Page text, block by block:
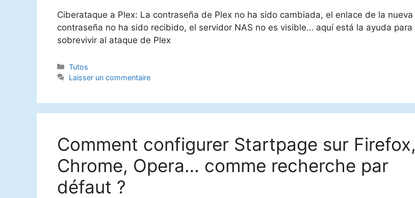
Ciberataque a Plex: La contraseña de Plex no ha sido cambiada, el enlace de la nueva
contraseña no ha sido recibido, el servidor NAS no es visible… aquí está la ayuda para
sobrevivir al ataque de Plex
Catégories
Tutos
Laisser un commentaire
Comment configurer Startpage sur Firefox,
Chrome, Opera… comme recherche par
défaut ?